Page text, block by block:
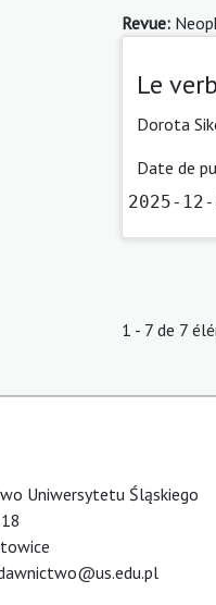
Revue:
Le
Dorota
Date de
2025-
1 - 7 de 7
Uniwersytetu Śląskiego